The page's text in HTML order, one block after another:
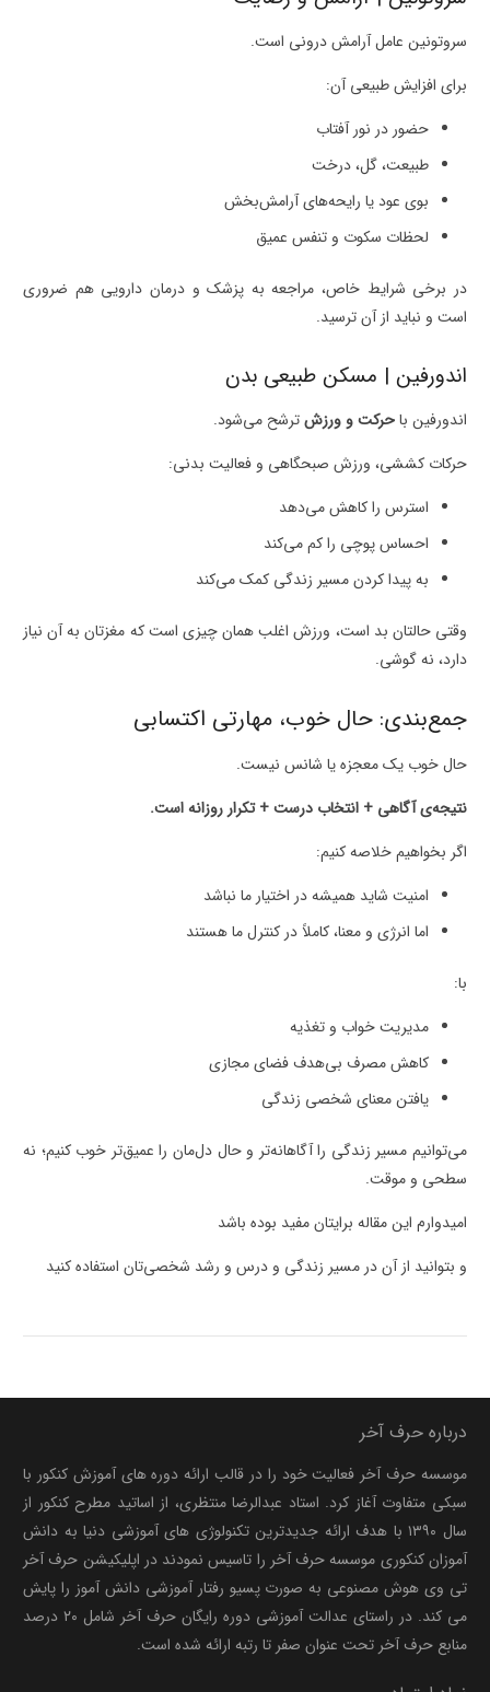
سروتونین عامل آرامش درونی است.
برای افزایش طبیعی آن:
حضور در نور آفتاب
طبیعت، گل، درخت
بوی عود یا رایحه‌های آرامش‌بخش
لحظات سکوت و تنفس عمیق
در برخی شرایط خاص، مراجعه به پزشک و درمان دارویی هم ضروری
است و نباید از آن ترسید.
اندورفین | مسکن طبیعی بدن
اندورفین باحرکت و ورزشترشح می‌شود.
حرکات کششی، ورزش صبحگاهی و فعالیت بدنی:
استرس را کاهش می‌دهد
احساس پوچی را کم می‌کند
به پیدا کردن مسیر زندگی کمک می‌کند
وقتی حالتان بد است، ورزش اغلب همان چیزی است که مغزتان به آن نیاز
دارد، نه گوشی.
جمع‌بندی: حال خوب، مهارتی اکتسابی
حال خوب یک معجزه یا شانس نیست.
نتیجه‌ی آگاهی + انتخاب درست + تکرار روزانه است.
اگر بخواهیم خلاصه کنیم:
امنیت شاید همیشه در اختیار ما نباشد
اما انرژی و معنا، کاملاً در کنترل ما هستند
با:
مدیریت خواب و تغذیه
کاهش مصرف بی‌هدف فضای مجازی
یافتن معنای شخصی زندگی
می‌توانیم مسیر زندگی را آگاهانه‌تر و حال دل‌مان را عمیق‌تر خوب کنیم؛ نه
سطحی و موقت.
امیدوارم این مقاله برایتان مفید بوده باشد
و بتوانید از آن در مسیر زندگی و درس و رشد شخصی‌تان استفاده کنید
درباره حرف آخر
موسسه حرف آخر فعالیت خود را در قالب ارائه دوره های آموزش کنکور با
سبکی متفاوت آغاز کرد. استاد عبدالرضا منتظری، از اساتید مطرح کنکور از
سال ۱۳۹۰ با هدف ارائه جدیدترین تکنولوژی های آموزشی دنیا به دانش
آموزان کنکوری موسسه حرف آخر را تاسیس نمودند در اپلیکیشن حرف آخر
تی وی هوش مصنوعی به صورت پسیو رفتار آموزشی دانش آموز را پایش
می کند. در راستای عدالت آموزشی دوره رایگان حرف آخر شامل ۲۰ درصد
منابع حرف آخر تحت عنوان صفر تا رتبه ارائه شده است.